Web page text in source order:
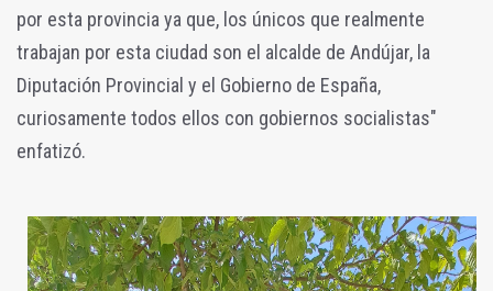
por esta provincia ya que, los únicos que realmente
trabajan por esta ciudad son el alcalde de Andújar, la
Diputación Provincial y el Gobierno de España,
curiosamente todos ellos con gobiernos socialistas"
enfatizó.